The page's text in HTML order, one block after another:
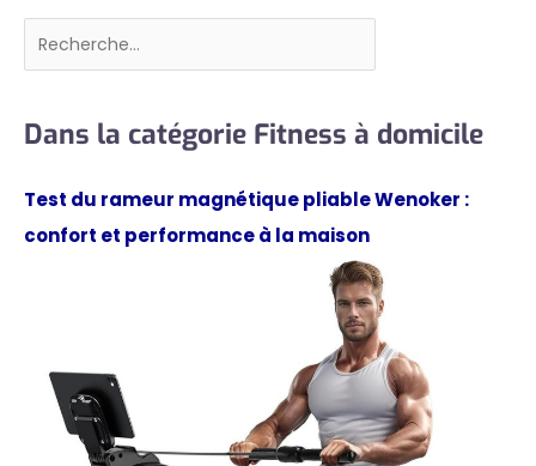
Rechercher
Dans la catégorie Fitness à domicile
Test du rameur magnétique pliable Wenoker :
confort et performance à la maison